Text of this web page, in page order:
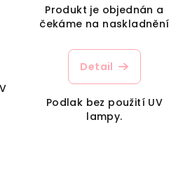
Produkt je objednán a
čekáme na naskladnění
Detail
Podlak bez použití UV
lampy.